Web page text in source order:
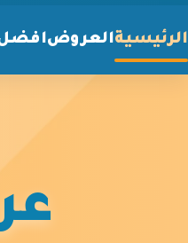
الرئيسيةالعروض